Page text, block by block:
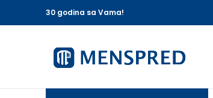
30 godina sa Vama!